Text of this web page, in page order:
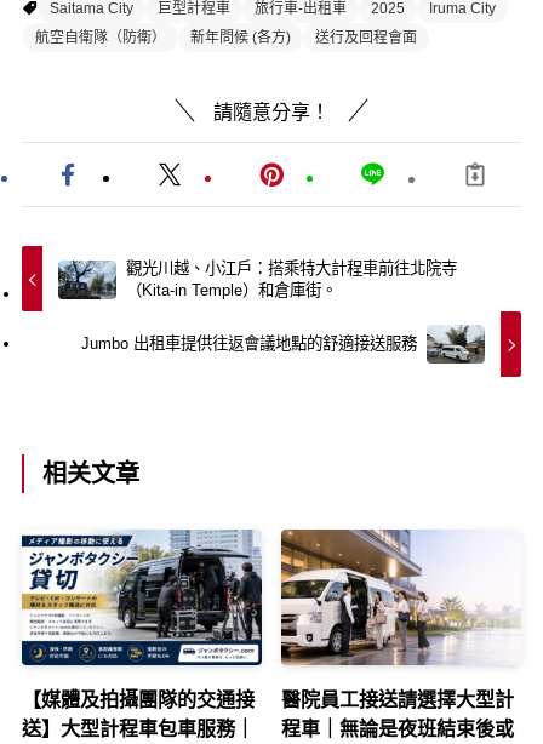
Saitama City 巨型計程車 旅行車-出租車 2025
Iruma City
航空自衛隊（防衛）
新年問候 (各方) 送行及回程會面
請隨意分享！
觀光川越、小江戶：搭乘特大計程車前往北院寺
（Kita-in Temple）和倉庫街。
Jumbo 出租車提供往返會議地點的舒適接送服務
相关文章
【媒體及拍攝團隊的交通接
送】大型計程車包車服務｜
醫院員工接送請選擇大型計
程車｜無論是夜班結束後或